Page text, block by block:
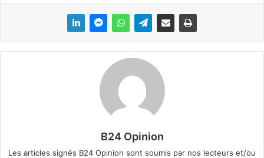
B24 Opinion
Les articles signés B24 Opinion sont soumis par nos lecteurs et/ou